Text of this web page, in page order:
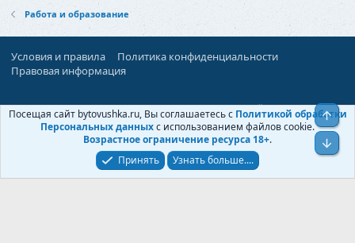
Работа и образование
Условия и правила
Политика конфиденциальности
Правовая информация
При поддержке:«Территория Дискуссий»
© Бытовушка, 2025-2026
Посещая сайт bytovushka.ru, Вы соглашаетесь с Политикой обработки
Персональных данныхс использованием файлов cookie.
Возрастное ограничение ресурса 18+.
Принять
Узнать больше....
Верх